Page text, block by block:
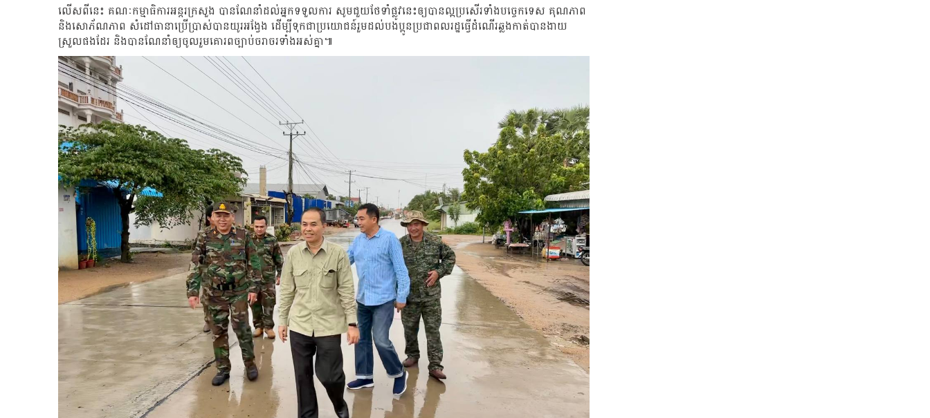
លើសពីនេះ គណៈកម្មាធិការអន្តរក្រសួង បានណែនាំដល់អ្នកទទួលការ សូមជួយថែទាំផ្លូវនេះឲ្យបានល្អប្រសើរទាំងបច្ចេកទេស គុណភាព
និងសោភ័ណភាព សំដៅធានាប្រើប្រាស់បានយូរអង្វែង ដើម្បីទុកជាប្រយោជន៍រួមដល់បងប្អូនប្រជាពលរដ្ឋធ្វើដំណើរឆ្លងកាត់បានងាយ
ស្រួលផងដែរ និងបានណែនាំឲ្យចូលរួមគោរពច្បាប់ចរាចរទាំងអស់គ្នា៕